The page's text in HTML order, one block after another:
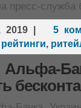
пресс-служба
2019| 5
рейтинги,